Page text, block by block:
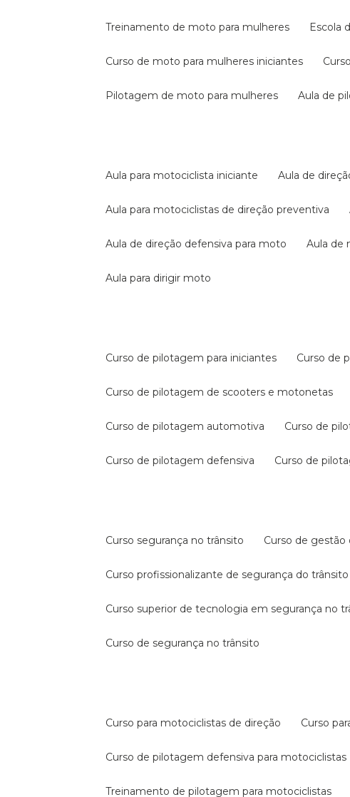
treinamento de moto para mulheres
curso de moto para mulheres iniciantes
pilotagem de moto para mulheres aula de
aula para motociclista iniciante aula de
aula para motociclistas de direção preventiva
aula de direção defensiva para moto aula
aula para dirigir moto
curso de pilotagem para iniciantes curso de
curso de pilotagem de scooters e motonetas
curso de pilotagem automotiva curso de
curso de pilotagem defensiva curso de
curso segurança no trânsito curso de
curso profissionalizante de segurança do trânsito
curso superior de tecnologia em segurança no
curso de segurança no trânsito
curso para motociclistas de direção curso
curso de pilotagem defensiva para motociclistas
treinamento de pilotagem para motociclistas